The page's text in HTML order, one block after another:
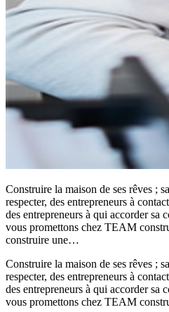
Construire la maison de ses rêves ;
respecter, des entrepreneurs à
des entrepreneurs à qui accorder sa
vous promettons chez TEAM
construire une…
Construire la maison de ses rêves ;
respecter, des entrepreneurs à
des entrepreneurs à qui accorder sa
vous promettons chez TEAM